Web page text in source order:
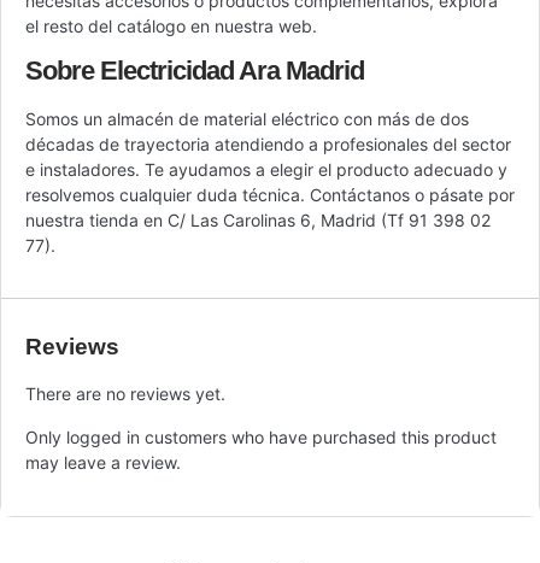
el resto del catálogo en nuestra web.
Sobre Electricidad Ara Madrid
Somos un almacén de material eléctrico con más de dos
décadas de trayectoria atendiendo a profesionales del sector
e instaladores. Te ayudamos a elegir el producto adecuado y
resolvemos cualquier duda técnica. Contáctanos o pásate por
nuestra tienda en C/ Las Carolinas 6, Madrid (Tf 91 398 02
77).
Reviews
There are no reviews yet.
Only logged in customers who have purchased this product
may leave a review.